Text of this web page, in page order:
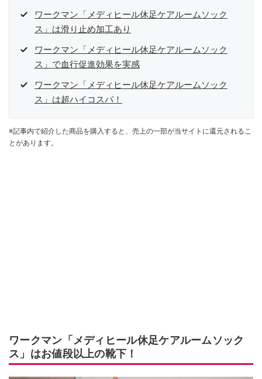
ワークマン「メディヒール休足ケアルームソック
ス」は滑り止め加工あり
ワークマン「メディヒール休足ケアルームソック
ス」で血行促進効果を実感
ワークマン「メディヒール休足ケアルームソック
ス」は超ハイコスパ！
※記事内で紹介した商品を購入すると、売上の一部が当サイトに還元されるこ
とがあります。
ワークマン「メディヒール休足ケアルームソック
ス」はお値段以上の靴下！